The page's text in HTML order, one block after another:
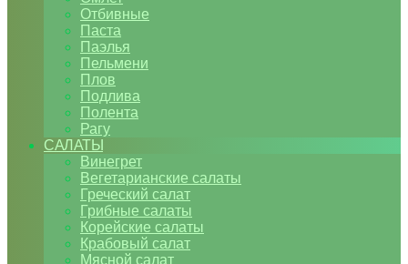
Отбивные
Паста
Паэлья
Пельмени
Плов
Подлива
Полента
Рагу
САЛАТЫ
Винегрет
Вегетарианские салаты
Греческий салат
Грибные салаты
Корейские салаты
Крабовый салат
Мясной салат